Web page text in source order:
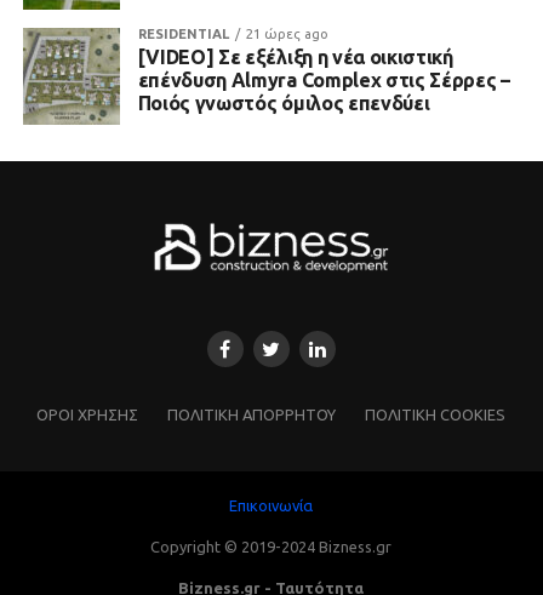
RESIDENTIAL 21 ώρες ago
[VIDEO] Σε εξέλιξη η νέα οικιστική
επένδυση Almyra Complex στις Σέρρες –
Ποιός γνωστός όμιλος επενδύει
ΌΡΟΙ ΧΡΗΣΗΣ ΠΟΛΙΤΙΚΗ ΑΠΟΡΡΗΤΟΥ ΠΟΛΙΤΙΚΗ COOKIES
Επικοινωνία
Copyright © 2019-2024 Bizness.gr
Bizness.gr - Ταυτότητα